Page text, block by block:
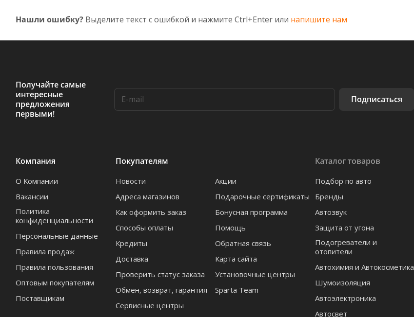
Нашли ошибку? Выделите текст с ошибкой и нажмите Ctrl+Enter или напишите нам
Получайте самые
интересные
предложения
первыми!
Подписаться
Компания
О Компании
Вакансии
Политика
конфиденциальности
Персональные данные
Правила продаж
Правила пользования
Оптовым покупателям
Поставщикам
Покупателям
Новости
Адреса магазинов
Как оформить заказ
Способы оплаты
Кредиты
Доставка
Проверить статус заказа
Обмен, возврат, гарантия
Сервисные центры
Акции
Подарочные сертификаты
Бонусная программа
Помощь
Обратная связь
Карта сайта
Установочные центры
Sparta Team
Каталог товаров
Подбор по авто
Бренды
Автозвук
Защита от угона
Подогреватели и
отопители
Автохимия и Автокосметика
Шумоизоляция
Автоэлектроника
Автосвет